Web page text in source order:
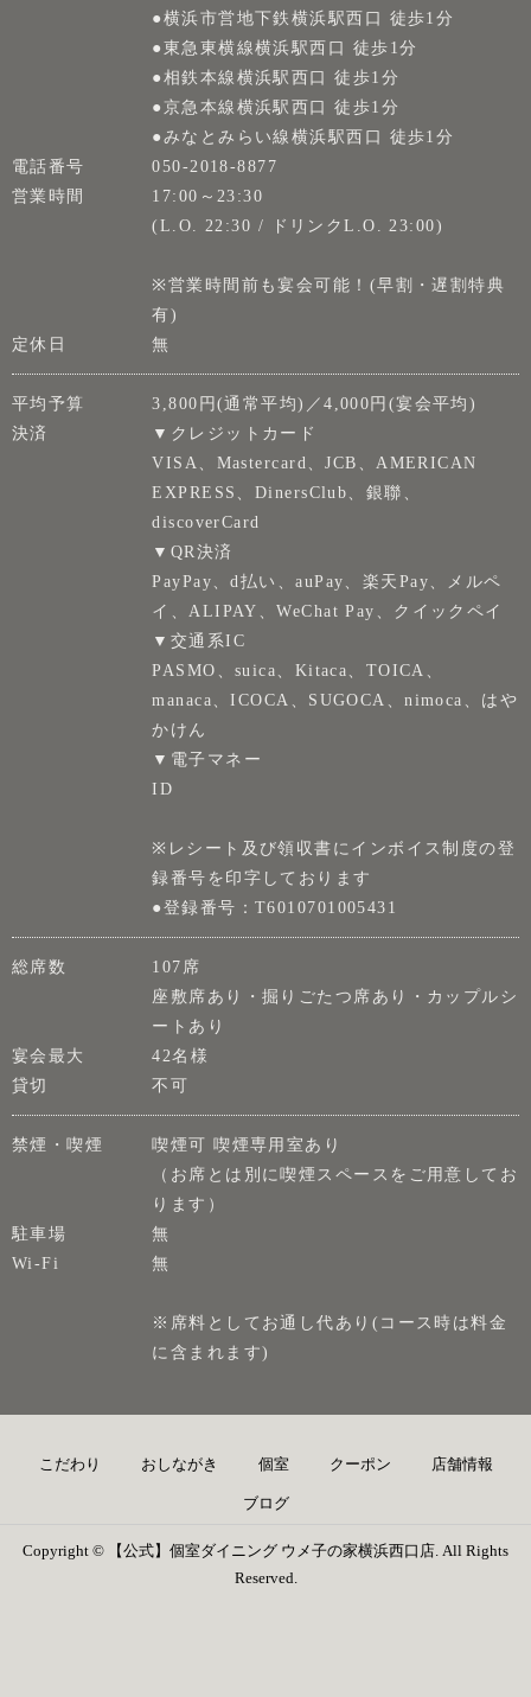
●横浜市営地下鉄横浜駅西口 徒歩1分
●東急東横線横浜駅西口 徒歩1分
●相鉄本線横浜駅西口 徒歩1分
●京急本線横浜駅西口 徒歩1分
●みなとみらい線横浜駅西口 徒歩1分
電話番号
050-2018-8877
営業時間
17:00～23:30
(L.O. 22:30 / ドリンクL.O. 23:00)
※営業時間前も宴会可能！(早割・遅割特典
有)
定休日
無
平均予算
3,800円(通常平均)／4,000円(宴会平均)
決済
▼クレジットカード
VISA、Mastercard、JCB、AMERICAN
EXPRESS、DinersClub、銀聯、
discoverCard
▼QR決済
PayPay、d払い、auPay、楽天Pay、メルペ
イ、ALIPAY、WeChat Pay、クイックペイ
▼交通系IC
PASMO、suica、Kitaca、TOICA、
manaca、ICOCA、SUGOCA、nimoca、はや
かけん
▼電子マネー
ID
※レシート及び領収書にインボイス制度の登
録番号を印字しております
●登録番号：T6010701005431
総席数
107席
座敷席あり・掘りごたつ席あり・カップルシ
ートあり
宴会最大
42名様
貸切
不可
禁煙・喫煙
喫煙可 喫煙専用室あり
（お席とは別に喫煙スペースをご用意してお
ります）
駐車場
無
Wi-Fi
無
※席料としてお通し代あり(コース時は料金
に含まれます)
こだわり おしながき 個室 クーポン 店舗情報
ブログ
Copyright © 【公式】個室ダイニング ウメ子の家横浜西口店. All Rights
Reserved.